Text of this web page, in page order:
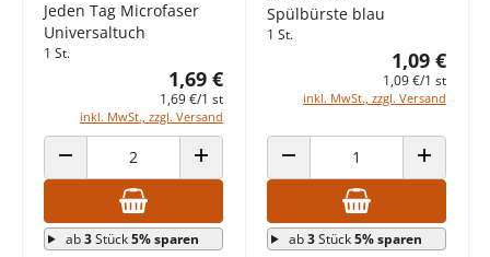
Jeden Tag Microfaser
Universaltuch
1 St.
1,69 €
1,69 €/1 st
inkl. MwSt., zzgl. Versand
ANZAHL VERRINGERN ANZAHL ERHÖHEN
ab3Stück5% sparen
Spülbürste blau
1 St.
1,09 €
1,09 €/1 st
inkl. MwSt., zzgl. Versand
ANZAHL VERRINGERN ANZAHL
ab3Stück5% sparen